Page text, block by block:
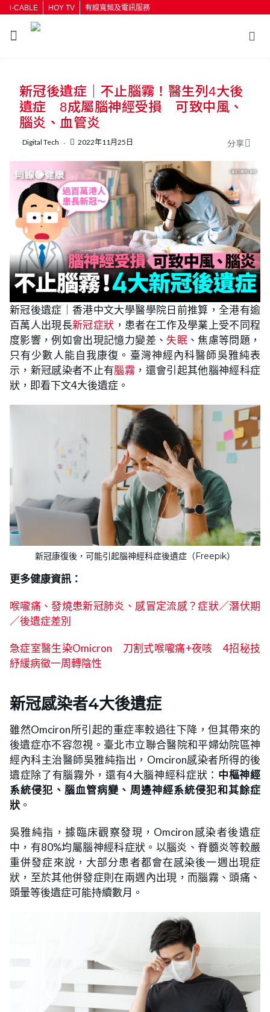
i-CABLE HOY TV 有線寬頻及電訊服務
按輸入鍵開始搜尋
新冠後遺症｜不止腦霧！醫生列4大後
遺症 8成屬腦神經受損 可致中風、
腦炎、血管炎
Digital Tech 2022年11月25日 分享
新冠後遺症｜香港中文大學醫學院日前推算，全港有逾
百萬人出現長新冠症狀 ，患者在工作及學業上受不同程
度影響，例如會出現記憶力變差、 失眠、焦慮等問題，
只有少數人能自我康復。臺灣神經內科醫師吳雅純表
示，新冠感染者不止有腦霧 ，還會引起其他腦神經科症
狀，即看下文4大後遺症。
新冠康復後，可能引起腦神經科症後遺症（Freepik）
更多健康資訊：
喉嚨痛、發燒患新冠肺炎、感冒定流感？症狀／潛伏期
／後遺症差別
急症室醫生染Omicron 刀割式喉嚨痛+夜咳 4招秘技
紓緩病徵一周轉陰性
新冠感染者4大後遺症
雖然Omciron所引起的重症率較過往下降，但其帶來的
後遺症亦不容忽視。臺北市立聯合醫院和平婦幼院區神
經內科主治醫師吳雅純指出，Omciron感染者所得的後
遺症除了有腦霧外，還有4大腦神經科症狀： 中樞神經
系統侵犯、腦血管病變、周邊神經系統侵犯和其餘症
狀 。
吳雅純指，據臨床觀察發現，Omciron感染者後遺症
中，有80%均屬腦神經科症狀。以腦炎、脊髓炎等較嚴
重併發症來說，大部分患者都會在感染後一週出現症
狀，至於其他併發症則在兩週內出現，而腦霧、頭痛、
頭暈等後遺症可能持續數月。